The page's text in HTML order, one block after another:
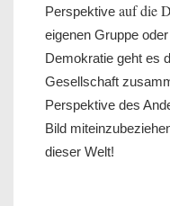
Perspektive auf die
eigenen Gruppe
Demokratie geht es
Gesellschaft
Perspektive des
Bild
dieser Welt!